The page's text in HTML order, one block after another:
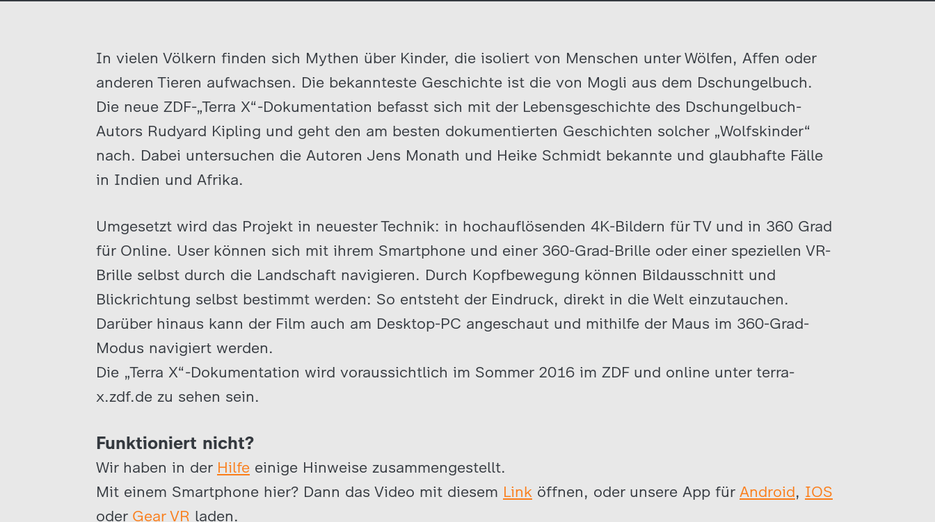
In vielen Völkern finden sich Mythen über Kinder, die isoliert von Menschen unter Wölfen, Affen oder
anderen Tieren aufwachsen. Die bekannteste Geschichte ist die von Mogli aus dem Dschungelbuch.
Die neue ZDF-„Terra X“-Dokumentation befasst sich mit der Lebensgeschichte des Dschungelbuch-
Autors Rudyard Kipling und geht den am besten dokumentierten Geschichten solcher „Wolfskinder“
nach. Dabei untersuchen die Autoren Jens Monath und Heike Schmidt bekannte und glaubhafte Fälle
in Indien und Afrika.
Umgesetzt wird das Projekt in neuester Technik: in hochauflösenden 4K-Bildern für TV und in 360 Grad
für Online. User können sich mit ihrem Smartphone und einer 360-Grad-Brille oder einer speziellen VR-
Brille selbst durch die Landschaft navigieren. Durch Kopfbewegung können Bildausschnitt und
Blickrichtung selbst bestimmt werden: So entsteht der Eindruck, direkt in die Welt einzutauchen.
Darüber hinaus kann der Film auch am Desktop-PC angeschaut und mithilfe der Maus im 360-Grad-
Modus navigiert werden.
Die „Terra X“-Dokumentation wird voraussichtlich im Sommer 2016 im ZDF und online unter terra-
x.zdf.de zu sehen sein.
Funktioniert nicht?
Wir haben in der Hilfe einige Hinweise zusammengestellt.
Mit einem Smartphone hier? Dann das Video mit diesem Link öffnen, oder unsere App für Android, IOS
oder Gear VR laden.